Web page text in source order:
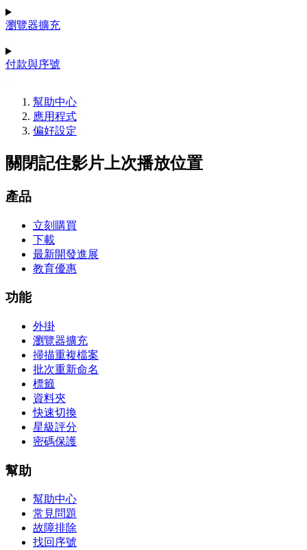
瀏覽器擴充
付款與序號
幫助中心
應用程式
偏好設定
關閉記住影片上次播放位置
產品
立刻購買
下載
最新開發進展
教育優惠
功能
外掛
瀏覽器擴充
掃描重複檔案
批次重新命名
標籤
資料夾
快速切換
星級評分
密碼保護
幫助
幫助中心
常見問題
故障排除
找回序號